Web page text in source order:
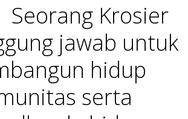
Krosier
jawab untuk
hidup
serta